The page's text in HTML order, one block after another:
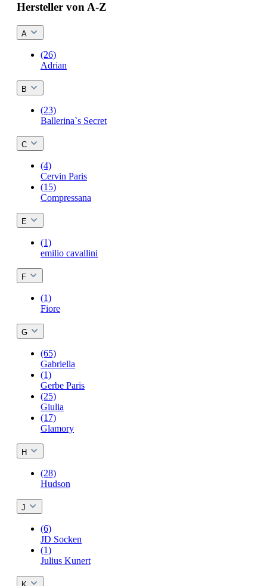
Hersteller von A-Z
A
(26)
Adrian
B
(23)
Ballerina`s Secret
C
(4)
Cervin Paris
(15)
Compressana
E
(1)
emilio cavallini
F
(1)
Fiore
G
(65)
Gabriella
(1)
Gerbe Paris
(25)
Giulia
(17)
Glamory
H
(28)
Hudson
J
(6)
JD Socken
(1)
Julius Kunert